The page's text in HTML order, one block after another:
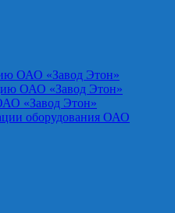
ОАО «Завод Этон»
ОАО «Завод Этон»
«Завод Этон»
оборудования ОАО